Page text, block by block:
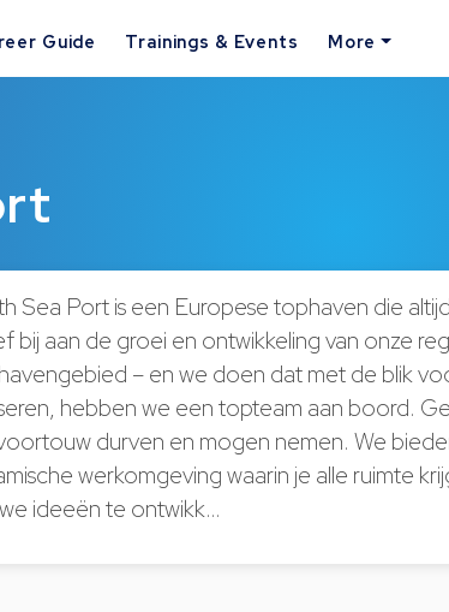
Guide Trainings & Events More
Sea Port is een Europese tophaven die
bij aan de groei en ontwikkeling van onze
– en we doen dat met de blik
hebben we een topteam aan boord.
durven en mogen nemen. We
werkomgeving waarin je alle ruimte
ideeën te ontwikk…